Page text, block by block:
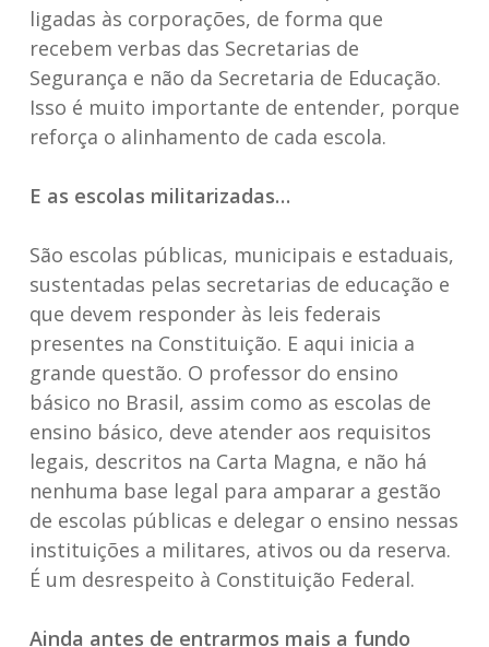
ligadas às corporações, de forma que
recebem verbas das Secretarias de
Segurança e não da Secretaria de Educação.
Isso é muito importante de entender, porque
reforça o alinhamento de cada escola.
E as escolas militarizadas…
São escolas públicas, municipais e estaduais,
sustentadas pelas secretarias de educação e
que devem responder às leis federais
presentes na Constituição. E aqui inicia a
grande questão. O professor do ensino
básico no Brasil, assim como as escolas de
ensino básico, deve atender aos requisitos
legais, descritos na Carta Magna, e não há
nenhuma base legal para amparar a gestão
de escolas públicas e delegar o ensino nessas
instituições a militares, ativos ou da reserva.
É um desrespeito à Constituição Federal.
Ainda antes de entrarmos mais a fundo